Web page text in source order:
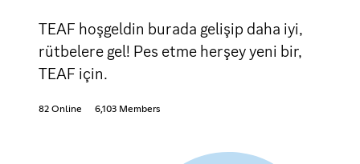
TEAF hoşgeldin burada gelişip daha iyi,
rütbelere gel! Pes etme herşey yeni bir,
TEAF için.
82 Online 6,103 Members